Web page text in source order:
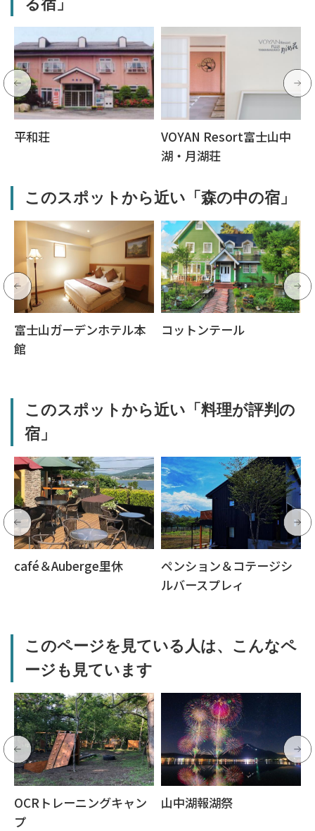
る宿」
平和荘
VOYAN Resort富士山中
湖・月湖荘
このスポットから近い「森の中の宿」
富士山ガーデンホテル本
館
コットンテール
このスポットから近い「料理が評判の
宿」
café＆Auberge里休
ペンション＆コテージシ
ルバースプレィ
このページを見ている人は、こんなペ
ージも見ています
OCRトレーニングキャン
プ
山中湖報湖祭